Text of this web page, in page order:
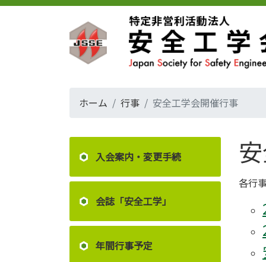
ホーム 行事 安全工学会開催行事
入会案内・変更手続
会誌「安全工学」
年間行事予定
各行